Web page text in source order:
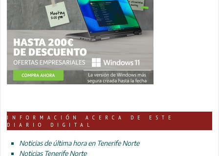
INFORMACIÓN ACERCA DE ESTE
DIARIO DIGITAL
Noticias de última hora en Tenerife Norte
Noticias Tenerife Norte